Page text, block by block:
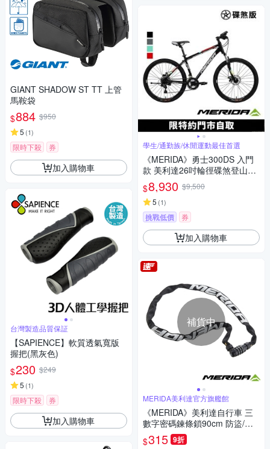
GIANT SHADOW ST TT 上管
馬鞍袋
$884 $950
5 (1)
限時下殺 券
加入購物車
台灣製造品質保証
【SAPIENCE】軟質透氣寬版
握把(黑灰色)
$230 $249
5 (1)
限時下殺 券
加入購物車
學生/通勤族/休閒運動最佳首選
《MERIDA》勇士300DS 入門
款 美利達26吋輪徑碟煞登山車
學生/運動/通勤/代步/單車/自行
車
$8,930 $9,500
5 (1)
挑戰低價 券
加入購物車
補貨中
MERIDA美利達官方旗艦館
《MERIDA》美利達自行車 三
數字密碼鍊條鎖90cm 防盜/車
鎖/上鎖/單車
$315 9折